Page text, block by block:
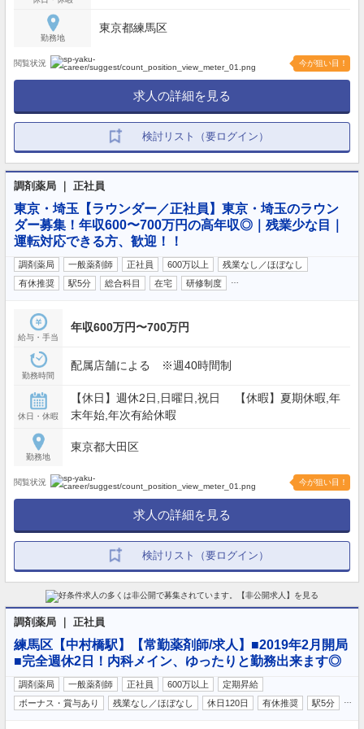
勤務地
東京都練馬区
閲覧状況 今が狙い目！
求人の詳細を見る
検討リスト（要ログイン）
調剤薬局 ｜ 正社員
東京・埼玉【ラウンダー／正社員】東京・埼玉のラウン
ダー募集！年収600〜700万円の高年収◎｜残業少な目｜
運転対応できる方、歓迎！！
調剤薬局 一般薬剤師 正社員 600万以上
残業なし／ほぼなし
有休推奨
駅5分 総合科目 在宅 研修制度
給与・手当
年収600万円〜700万円
勤務時間
配属店舗による ※週40時間制
休日・休暇
【休日】週休2日,日曜日,祝日 【休暇】夏期休暇,年
末年始,年次有給休暇
勤務地
東京都大田区
閲覧状況 今が狙い目！
求人の詳細を見る
検討リスト（要ログイン）
調剤薬局 ｜ 正社員
練馬区【中村橋駅】【常勤薬剤師/求人】■2019年2月開局
■完全週休2日！内科メイン、ゆったりと勤務出来ます◎
調剤薬局 一般薬剤師 正社員 600万以上
定期昇給
ボーナス・賞与あり
残業なし／ほぼなし 休日120日 有休推奨 駅5分